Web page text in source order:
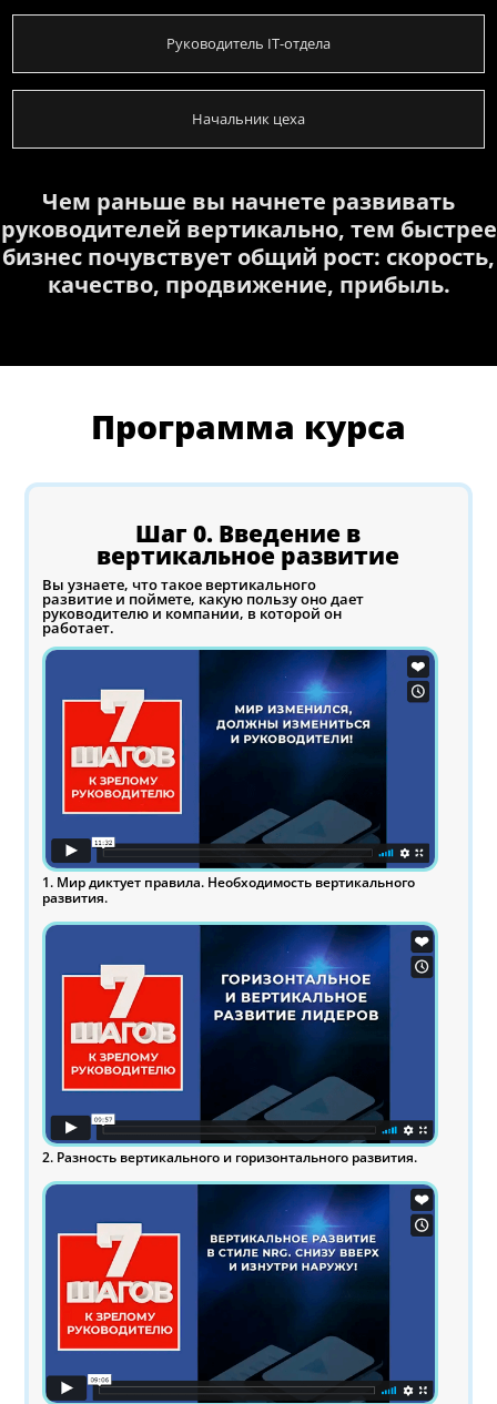
Руководитель IT-отдела
Начальник цеха
Чем раньше вы начнете развивать
руководителей вертикально, тем быстрее
бизнес почувствует общий рост: скорость,
качество, продвижение, прибыль.
Программа курса
Шаг 0. Введение в
вертикальное развитие
Вы узнаете, что такое вертикального
развитие и поймете, какую пользу оно дает
руководителю и компании, в которой он
работает.
1. Мир диктует правила. Необходимость вертикального
развития.
2. Разность вертикального и горизонтального развития.